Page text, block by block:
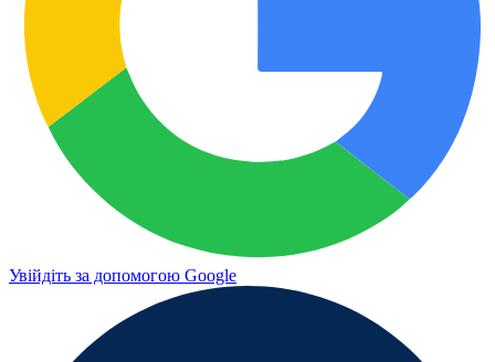
Увійдіть за допомогою Google